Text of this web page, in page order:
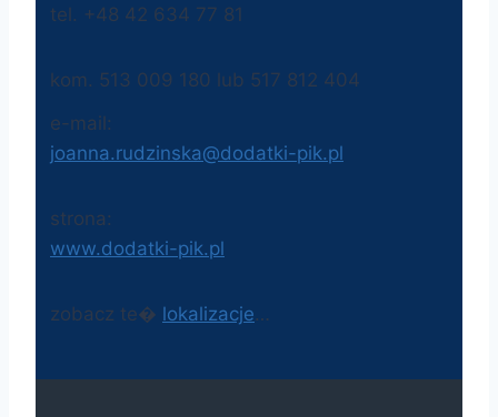
tel. +48 42 634 77 81
kom. 513 009 180 lub 517 812 404
e-mail:
joanna.rudzinska@dodatki-pik.pl
strona:
www.dodatki-pik.pl
zobacz te� lokalizacje…